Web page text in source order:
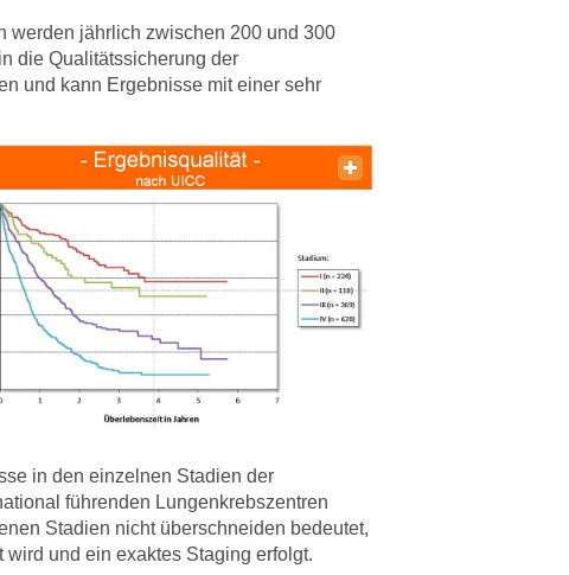
werden jährlich zwischen 200 und 300
die Qualitätssicherung der
und kann Ergebnisse mit einer sehr
in den einzelnen Stadien der
führenden Lungenkrebszentren
Stadien nicht überschneiden bedeutet,
und ein exaktes Staging erfolgt.